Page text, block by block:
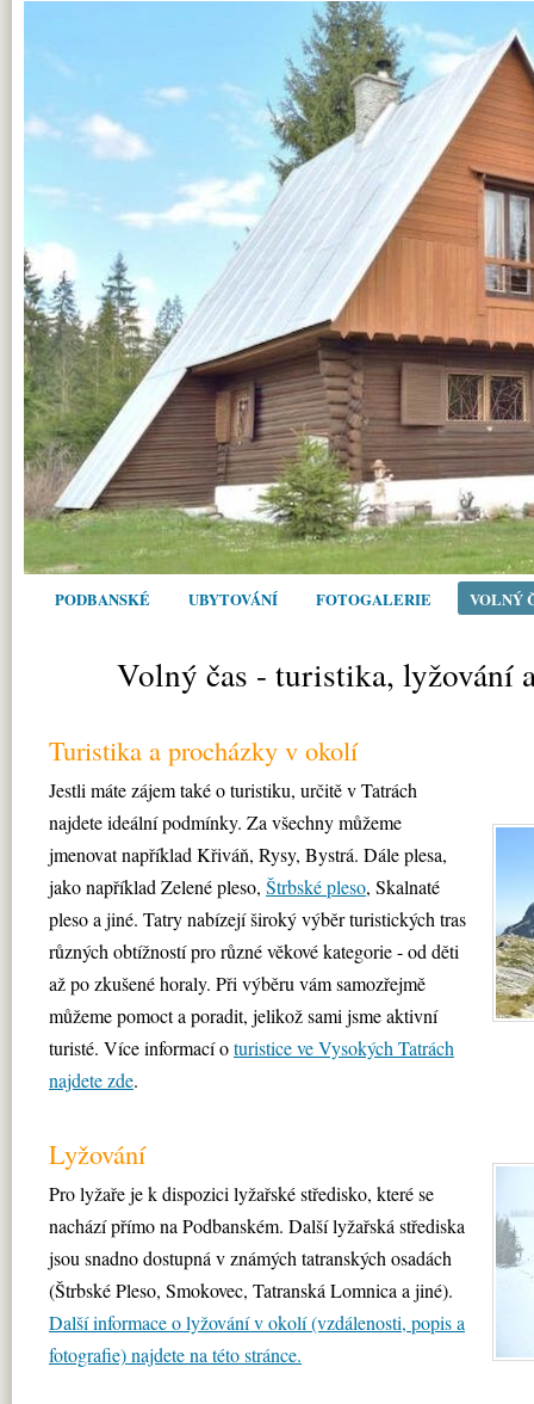
PODBANSKÉ UBYTOVÁNÍ FOTOGALERIE VOLNÝ
Volný čas - turistika, lyžování
Turistika a procházky v okolí
Jestli máte zájem také o turistiku, určitě v Tatrách
najdete ideální podmínky. Za všechny můžeme
jmenovat například Křiváň, Rysy, Bystrá. Dále plesa,
jako například Zelené pleso, Štrbské pleso, Skalnaté
pleso a jiné. Tatry nabízejí široký výběr turistických tras
různých obtížností pro různé věkové kategorie - od děti
až po zkušené horaly. Při výběru vám samozřejmě
můžeme pomoct a poradit, jelikož sami jsme aktivní
turisté. Více informací oturistice ve Vysokých Tatrách
najdete zde.
Lyžování
Pro lyžaře je k dispozici lyžařské středisko, které se
nachází přímo na Podbanském. Další lyžařská střediska
jsou snadno dostupná v známých tatranských osadách
(Štrbské Pleso, Smokovec, Tatranská Lomnica a jiné).
Další informace o lyžování v okolí (vzdálenosti, popis a
fotografie) najdete na této stránce.